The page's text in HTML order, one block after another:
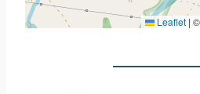
Leaflet |